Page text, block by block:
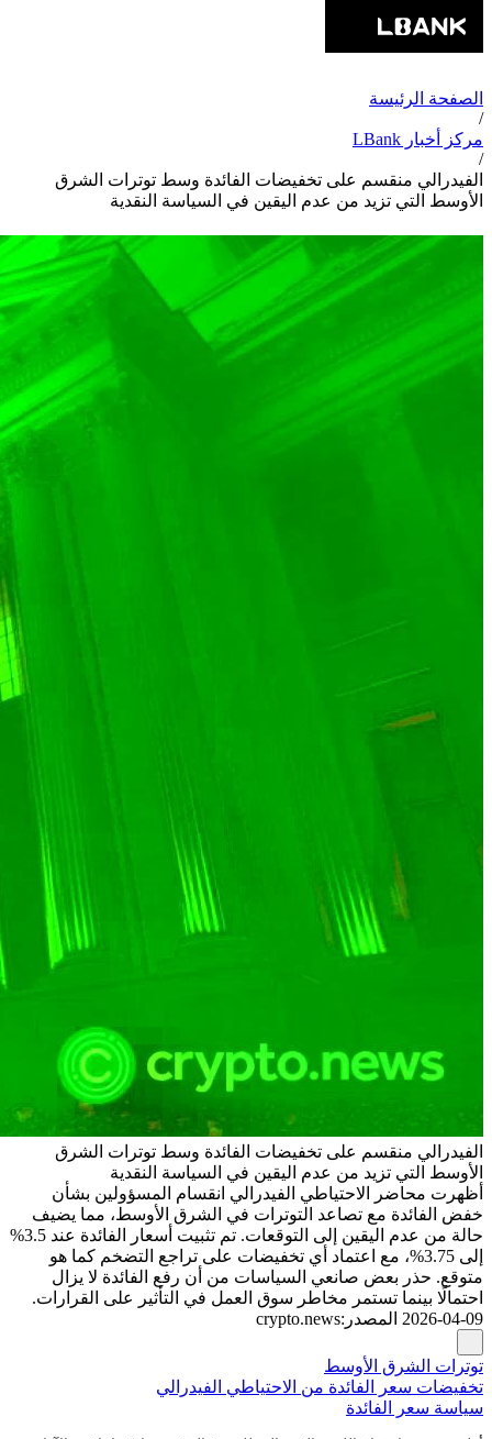
الصفحة الرئيسة
/
مركز أخبار LBank
/
الفيدرالي منقسم على تخفيضات الفائدة وسط توترات الشرق
الأوسط التي تزيد من عدم اليقين في السياسة النقدية
الفيدرالي منقسم على تخفيضات الفائدة وسط توترات الشرق
الأوسط التي تزيد من عدم اليقين في السياسة النقدية
أظهرت محاضر الاحتياطي الفيدرالي انقسام المسؤولين بشأن
خفض الفائدة مع تصاعد التوترات في الشرق الأوسط، مما يضيف
حالة من عدم اليقين إلى التوقعات. تم تثبيت أسعار الفائدة عند 3.5%
إلى 3.75%، مع اعتماد أي تخفيضات على تراجع التضخم كما هو
متوقع. حذر بعض صانعي السياسات من أن رفع الفائدة لا يزال
احتمالًا بينما تستمر مخاطر سوق العمل في التأثير على القرارات.
2026-04-09 المصدر :
crypto.news
توترات الشرق الأوسط
تخفيضات سعر الفائدة من الاحتياطي الفيدرالي
سياسة سعر الفائدة